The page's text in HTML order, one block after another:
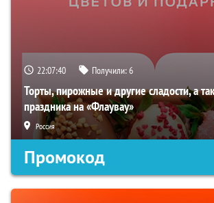
22:07:39 Получили:6
Торты, пирожные и другие сладости, а
праздника на «Флаувау»
Россия
Промокод